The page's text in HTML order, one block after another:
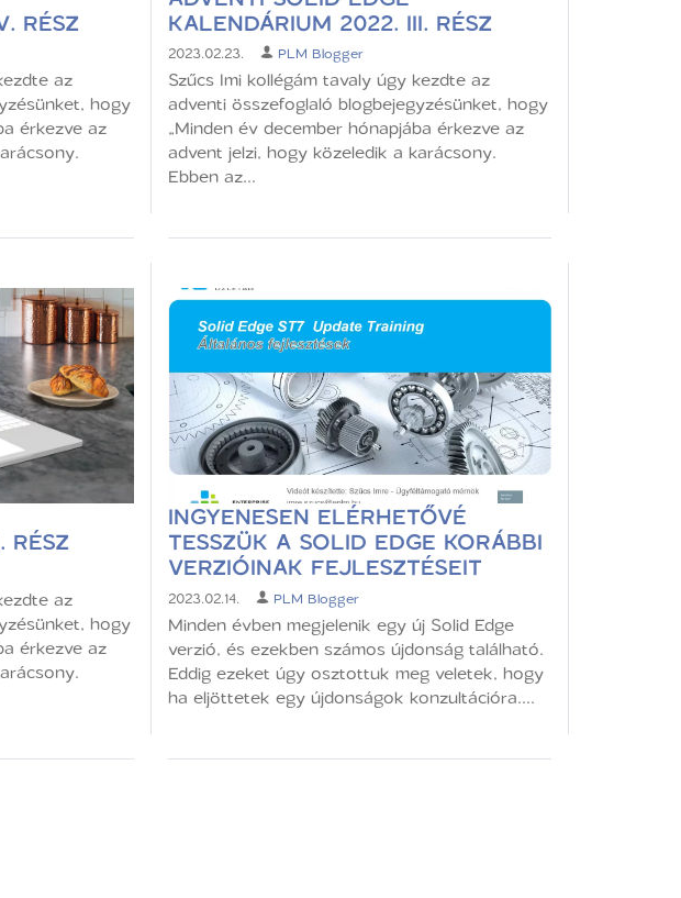
RÉSZ
az
hogy
érkezve az
KALENDÁRIUM 2022. III. RÉSZ
2023.02.23. PLM Blogger
Szűcs Imi kollégám tavaly úgy kezdte az
adventi összefoglaló blogbejegyzésünket, hogy
„Minden év december hónapjába érkezve az
advent jelzi, hogy közeledik a karácsony.
Ebben az...
RÉSZ
az
hogy
érkezve az
INGYENESEN ELÉRHETŐVÉ
TESSZÜK A SOLID EDGE KORÁBBI
VERZIÓINAK FEJLESZTÉSEIT
2023.02.14. PLM Blogger
Minden évben megjelenik egy új Solid Edge
verzió, és ezekben számos újdonság található.
Eddig ezeket úgy osztottuk meg veletek, hogy
ha eljöttetek egy újdonságok konzultációra....